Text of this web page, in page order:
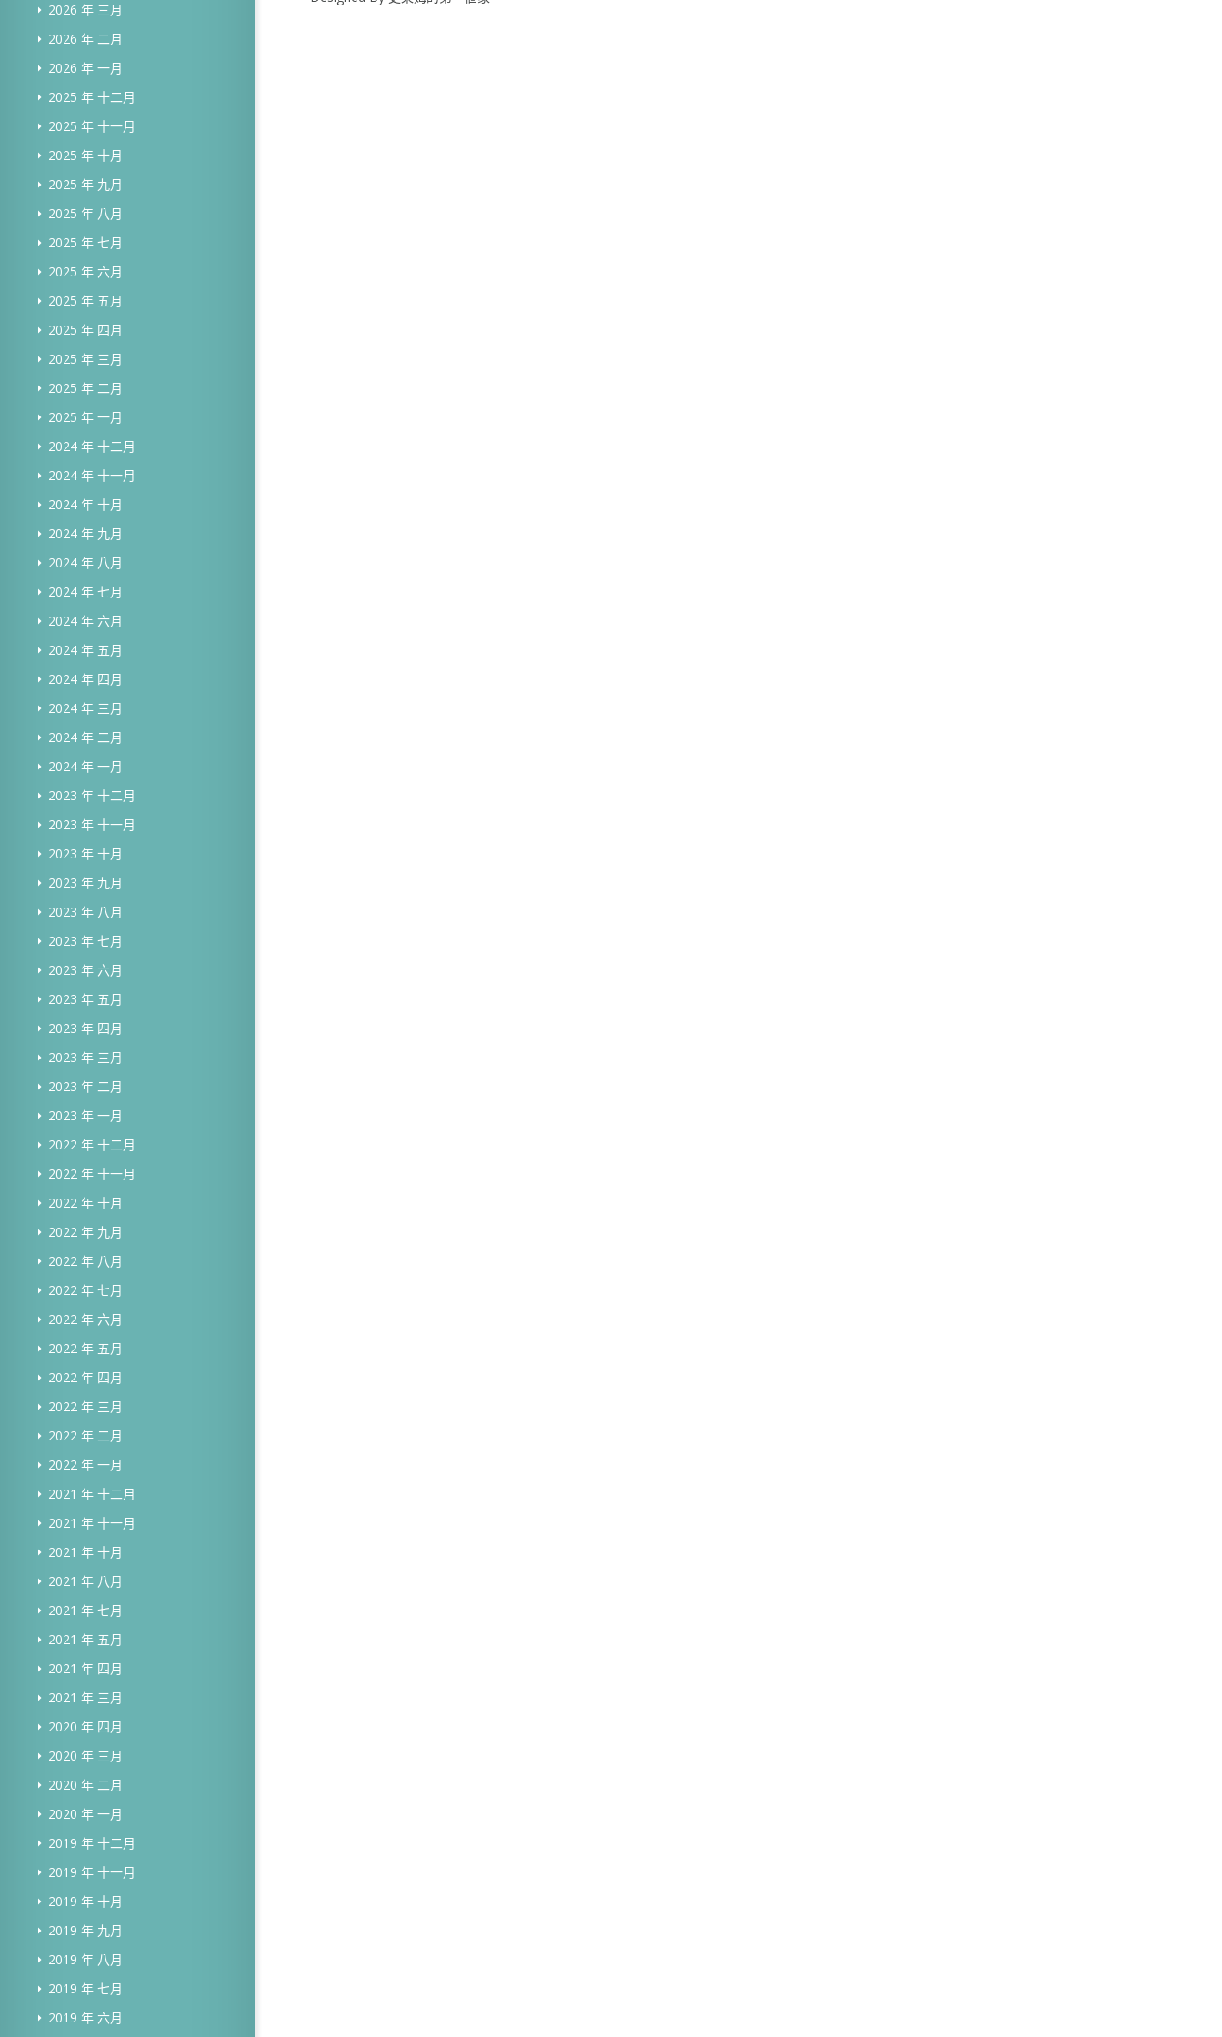
2026 年 三月
2026 年 二月
2026 年 一月
2025 年 十二月
2025 年 十一月
2025 年 十月
2025 年 九月
2025 年 八月
2025 年 七月
2025 年 六月
2025 年 五月
2025 年 四月
2025 年 三月
2025 年 二月
2025 年 一月
2024 年 十二月
2024 年 十一月
2024 年 十月
2024 年 九月
2024 年 八月
2024 年 七月
2024 年 六月
2024 年 五月
2024 年 四月
2024 年 三月
2024 年 二月
2024 年 一月
2023 年 十二月
2023 年 十一月
2023 年 十月
2023 年 九月
2023 年 八月
2023 年 七月
2023 年 六月
2023 年 五月
2023 年 四月
2023 年 三月
2023 年 二月
2023 年 一月
2022 年 十二月
2022 年 十一月
2022 年 十月
2022 年 九月
2022 年 八月
2022 年 七月
2022 年 六月
2022 年 五月
2022 年 四月
2022 年 三月
2022 年 二月
2022 年 一月
2021 年 十二月
2021 年 十一月
2021 年 十月
2021 年 八月
2021 年 七月
2021 年 五月
2021 年 四月
2021 年 三月
2020 年 四月
2020 年 三月
2020 年 二月
2020 年 一月
2019 年 十二月
2019 年 十一月
2019 年 十月
2019 年 九月
2019 年 八月
2019 年 七月
2019 年 六月